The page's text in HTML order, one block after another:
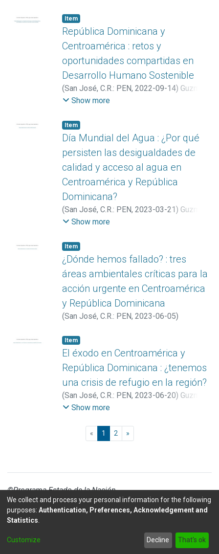
Item
República Dominicana y
Centroamérica : retos y
oportunidades compartidas en
Desarrollo Humano Sostenible
(San José, C.R.: PEN, 2022-09-14) Guzmán
Benavides, Marisol
Show more
Item
Día Mundial del Agua : ¿Por qué
persisten las desigualdades de
calidad y acceso al agua en
Centroamérica y República
Dominicana?
(San José, C.R.: PEN, 2023-03-21) Guzmán
Benavides, Marisol
Show more
Item
¿Dónde hemos fallado? : tres
áreas ambientales críticas para la
acción urgente en Centroamérica
y República Dominicana
(San José, C.R.: PEN, 2023-06-05)
Item
El éxodo en Centroamérica y
República Dominicana : ¿tenemos
una crisis de refugio en la región?
(San José, C.R.: PEN, 2023-06-20) Guzmán
Benavides, Marisol
Show more
« 1 (current)
2 »
©Programa Estado de la Nación
DSpace software copyright © 2002-2026LYRASIS
footer.link.politicas
We collect and process your personal information for the following
purposes: Authentication, Preferences, Acknowledgement and
Statistics
Customize Decline That's ok